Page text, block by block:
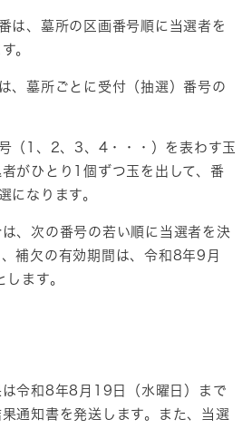
、墓所の区画番号順に当選者を
。
墓所ごとに受付（抽選）番号の
（1、2、3、4・・・）を表わす玉
がひとり1個ずつ玉を出して、番
になります。
、次の番号の若い順に当選者を決
補欠の有効期間は、令和8年9月
ます。
令和8年8月19日（水曜日）まで
通知書を発送します。また、当選